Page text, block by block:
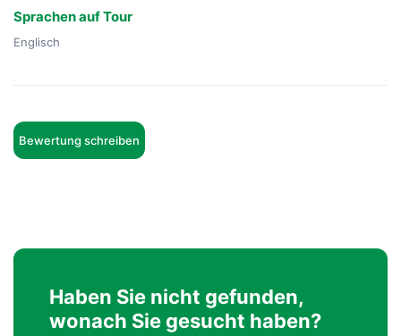
Sprachen auf Tour
Englisch
Bewertung schreiben
Haben Sie nicht gefunden,
wonach Sie gesucht haben?